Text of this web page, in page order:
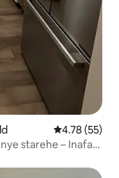
Ukadiriaji wa
4.78 (55)
starehe – Inafaa